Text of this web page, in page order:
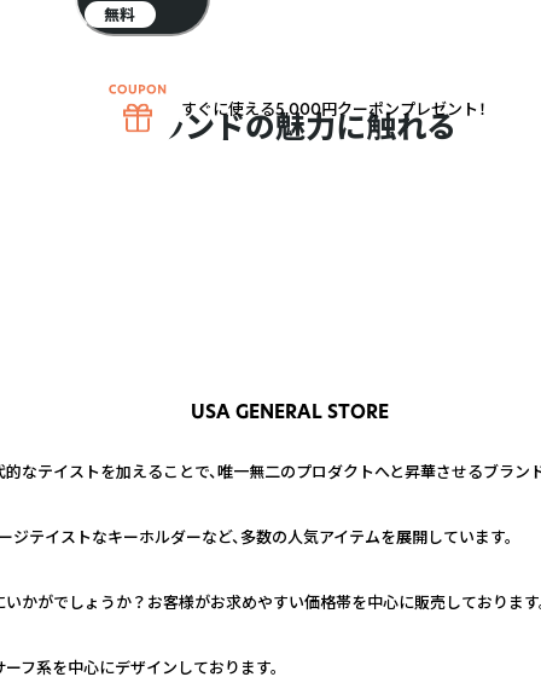
ブランドの魅力に触れる
USA GENERAL STORE
なテイストを加えることで、唯一無二のプロダクトへと昇華させるブラン
テイストなキーホルダーなど、多数の人気アイテムを展開しています。
かがでしょうか？お客様がお求めやすい価格帯を中心に販売しております
フ系を中心にデザインしております。
無料
すぐに使える5,000円クーポンプレゼント！